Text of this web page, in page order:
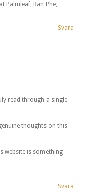
Palmleaf, Ban Phe,
Svara
read through a single
thoughts on this
website is something
Svara